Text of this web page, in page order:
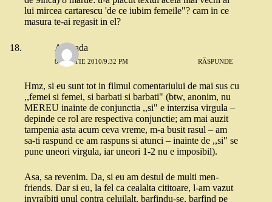
lui mircea cartarescu 'de ce iubim femeile"? cam in ce
masura te-ai regasit in el?
Andrada
8 MARTIE 2010/9:32 PM RĂSPUNDE
Hmz, si eu sunt tot in filmul comentariului de mai sus cu
,,femei si femei, si barbati si barbati" (btw, anonim, nu
MEREU inainte de conjunctia ,,si" e interzisa virgula –
depinde ce rol are respectiva conjunctie; am mai auzit
tampenia asta acum ceva vreme, m-a busit rasul – am
sa-ti raspund ce am raspuns si atunci – inainte de ,,si" se
pune uneori virgula, iar uneori 1-2 nu e imposibil).
Asa, sa revenim. Da, si eu am destul de multi men-
friends. Dar si eu, la fel ca cealalta cititoare, l-am vazut
invrajbiti unul contra celuilalt, barfindu-se, barfind pe